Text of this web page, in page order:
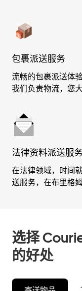
包裹派送服务
流畅的包裹派送体
我们负责物流，您
法律资料派送服务
在法律领域，时间
送服务，在布里格
选择
的好处